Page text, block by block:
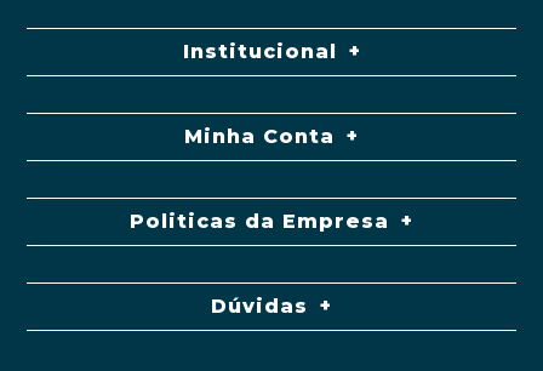
Institucional
Minha Conta
Politicas da Empresa
Dúvidas